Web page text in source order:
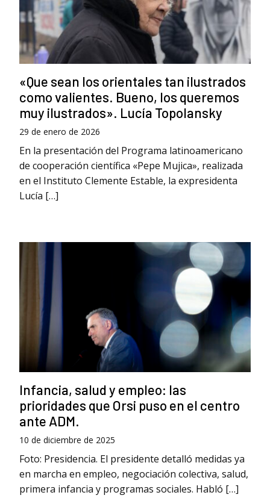
«Que sean los orientales tan ilustrados
como valientes. Bueno, los queremos
muy ilustrados». Lucía Topolansky
29 de enero de 2026
En la presentación del Programa latinoamericano
de cooperación científica «Pepe Mujica», realizada
en el Instituto Clemente Estable, la expresidenta
Lucía […]
Infancia, salud y empleo: las
prioridades que Orsi puso en el centro
ante ADM.
10 de diciembre de 2025
Foto: Presidencia. El presidente detalló medidas ya
en marcha en empleo, negociación colectiva, salud,
primera infancia y programas sociales. Habló […]